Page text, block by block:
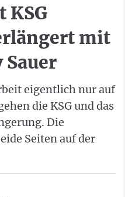
mit
eigentlich nur auf
die KSG und das
Die
Seiten auf der